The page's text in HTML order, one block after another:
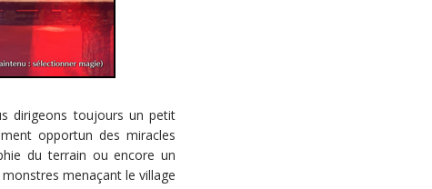
dirigeons toujours un petit
opportun des miracles
du terrain ou encore un
menaçant le village